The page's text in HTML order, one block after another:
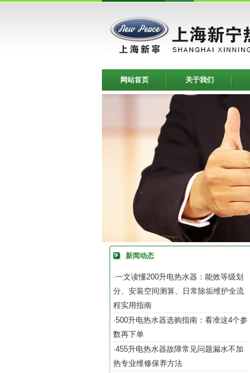
网站首页 关于我们
新闻动态
·一文读懂200升电热水器：能效等级划
分、安装空间测算、日常除垢维护全流
程实用指南
·500升电热水器选购指南：看准这4个参
数再下单
·455升电热水器故障常见问题漏水不加
热专业维修保养方法